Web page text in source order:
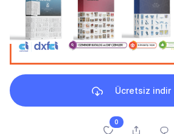
Ücretsiz indir
0